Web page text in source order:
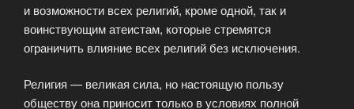
и возможности всех религий, кроме одной, так и
воинствующим атеистам, которые стремятся
ограничить влияние всех религий без исключения.
Религия — великая сила, но настоящую пользу
обществу она приносит только в условиях полной